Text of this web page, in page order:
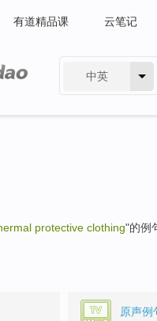
有道精品课 云笔记
中英
protective clothing"的例
原声例